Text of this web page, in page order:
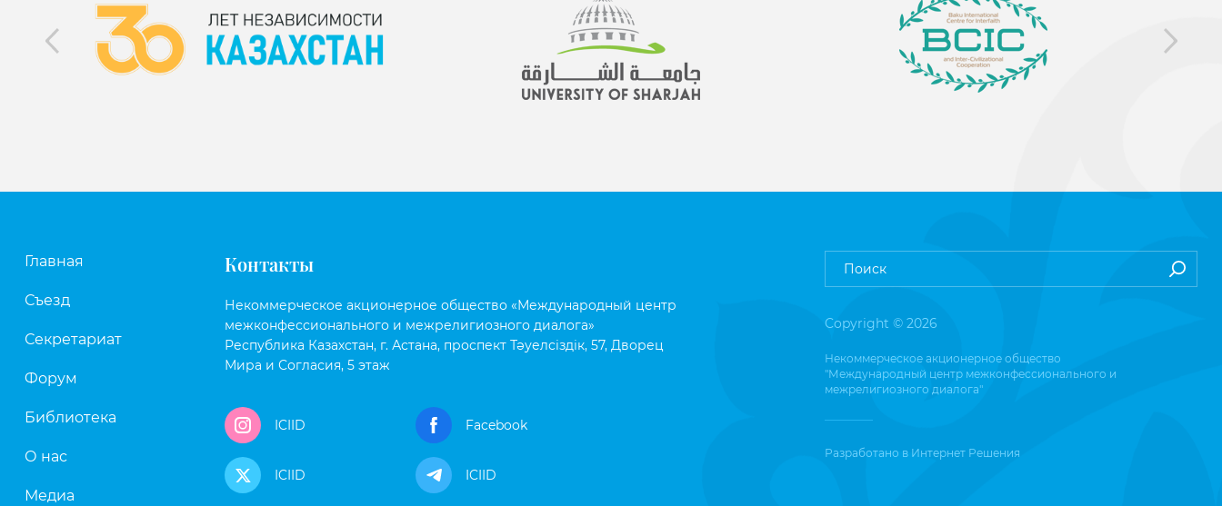
Главная
Съезд
Секретариат
Форум
Библиотека
О нас
Медиа
Контакты
Некоммерческое акционерное общество «Международный центр
межконфессионального и межрелигиозного диалога»
Республика Казахстан, г. Астана, проспект Тәуелсіздік, 57, Дворец
Мира и Согласия, 5 этаж
ICIID Facebook
ICIID ICIID
Copyright © 2026
Некоммерческое акционерное общество
"Международный центр межконфессионального и
межрелигиозного диалога"
Разработано в Интернет Решения